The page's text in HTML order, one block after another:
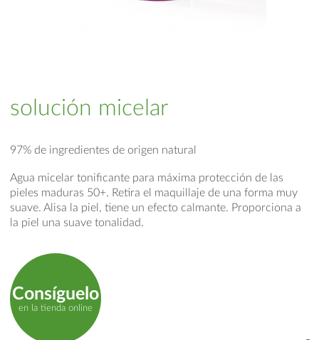
solución micelar
97% de ingredientes de origen natural
Agua micelar tonificante para máxima protección de las
pieles maduras 50+. Retira el maquillaje de una forma muy
suave. Alisa la piel, tiene un efecto calmante. Proporciona a
la piel una suave tonalidad.
Consíguelo
en la tienda online